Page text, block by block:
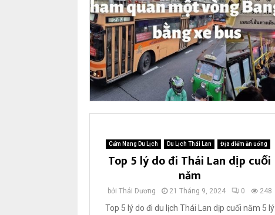
Cẩm Nang Du Lịch Du Lịch Thái Lan Địa điểm ăn uống
Top 5 lý do đi Thái Lan dịp cuối
năm
bởi Thái Dương 21 Tháng 9, 2024 0 248
Top 5 lý do đi du lịch Thái Lan dịp cuối năm 5 lý